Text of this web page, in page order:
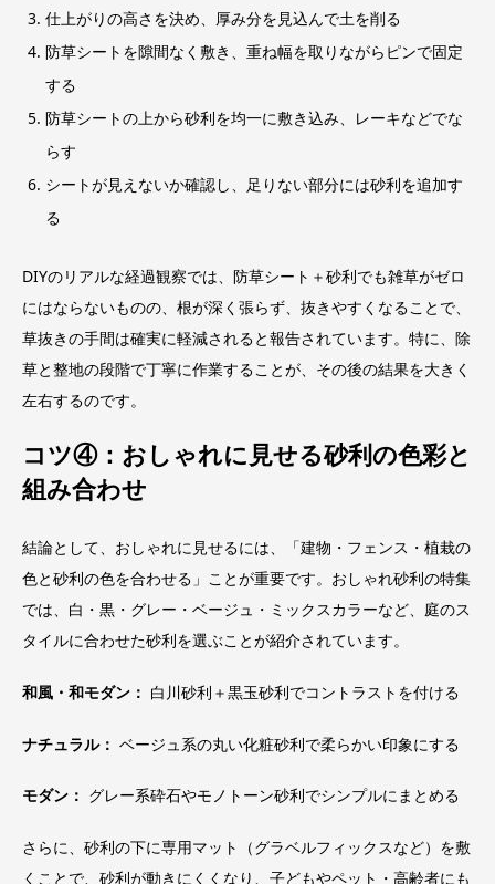
仕上がりの高さを決め、厚み分を見込んで土を削る
防草シートを隙間なく敷き、重ね幅を取りながらピンで固定
する
防草シートの上から砂利を均一に敷き込み、レーキなどでな
らす
シートが見えないか確認し、足りない部分には砂利を追加す
る
DIYのリアルな経過観察では、防草シート＋砂利でも雑草がゼロ
にはならないものの、根が深く張らず、抜きやすくなることで、
草抜きの手間は確実に軽減されると報告されています。特に、除
草と整地の段階で丁寧に作業することが、その後の結果を大きく
左右するのです。
コツ④：おしゃれに見せる砂利の色彩と
組み合わせ
結論として、おしゃれに見せるには、「建物・フェンス・植栽の
色と砂利の色を合わせる」ことが重要です。おしゃれ砂利の特集
では、白・黒・グレー・ベージュ・ミックスカラーなど、庭のス
タイルに合わせた砂利を選ぶことが紹介されています。
和風・和モダン： 白川砂利＋黒玉砂利でコントラストを付ける
ナチュラル： ベージュ系の丸い化粧砂利で柔らかい印象にする
モダン： グレー系砕石やモノトーン砂利でシンプルにまとめる
さらに、砂利の下に専用マット（グラベルフィックスなど）を敷
くことで、砂利が動きにくくなり、子どもやペット・高齢者にも